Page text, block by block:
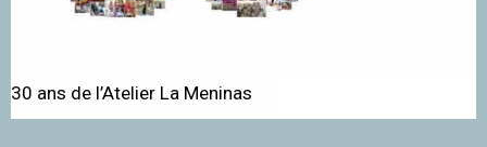
30 ans de l’Atelier La Meninas